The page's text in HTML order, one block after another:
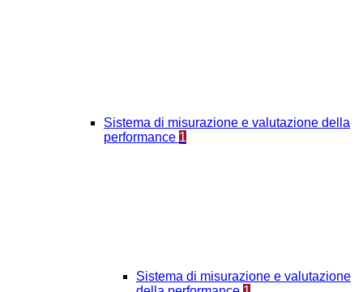
Sistema di misurazione e valutazione della
performance 1
Sistema di misurazione e valutazione